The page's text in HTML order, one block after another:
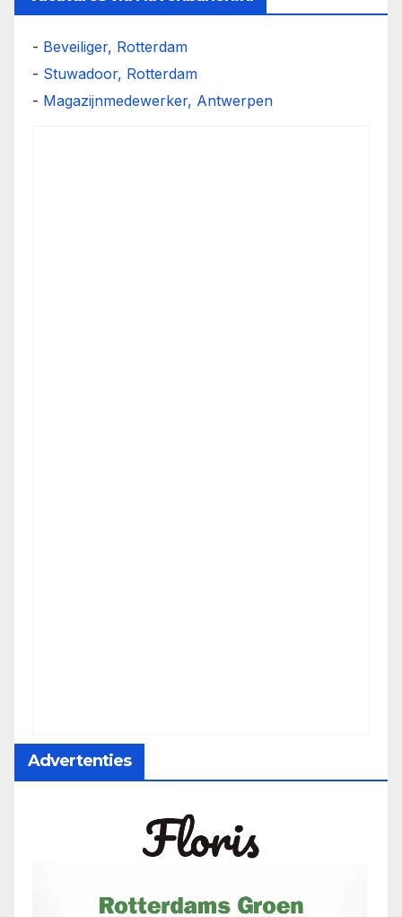
- Beveiliger, Rotterdam
- Stuwadoor, Rotterdam
- Magazijnmedewerker, Antwerpen
Advertenties